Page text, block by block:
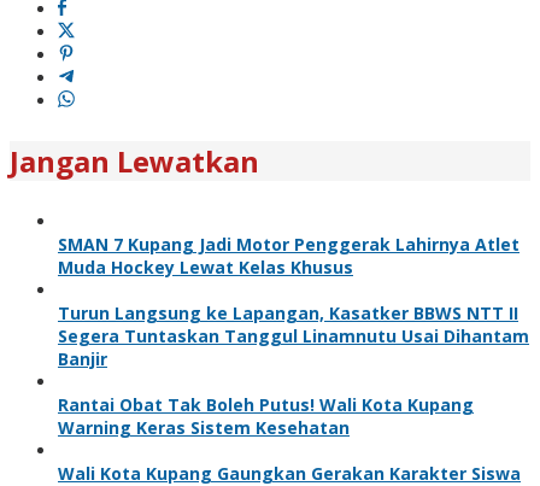
Jangan Lewatkan
SMAN 7 Kupang Jadi Motor Penggerak Lahirnya Atlet
Muda Hockey Lewat Kelas Khusus
Turun Langsung ke Lapangan, Kasatker BBWS NTT II
Segera Tuntaskan Tanggul Linamnutu Usai Dihantam
Banjir
Rantai Obat Tak Boleh Putus! Wali Kota Kupang
Warning Keras Sistem Kesehatan
Wali Kota Kupang Gaungkan Gerakan Karakter Siswa